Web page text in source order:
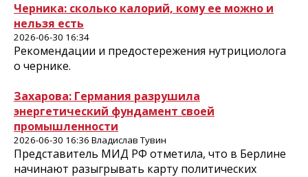
Черника: сколько калорий, кому ее можно и
нельзя есть
2026-06-30 16:34
Рекомендации и предостережения нутрициолога
о чернике.
Захарова: Германия разрушила
энергетический фундамент своей
промышленности
2026-06-30 16:36 Владислав Тувин
Представитель МИД РФ отметила, что в Берлине
начинают разыгрывать карту политических